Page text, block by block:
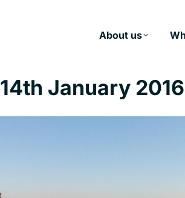
About us
January